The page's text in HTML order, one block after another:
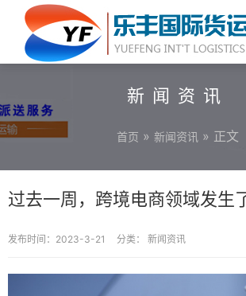
新闻资讯
首页 » 新闻资讯 » 正文
过去一周，跨境电商领域发生
发布时间：2023-3-21 分类： 新闻资讯